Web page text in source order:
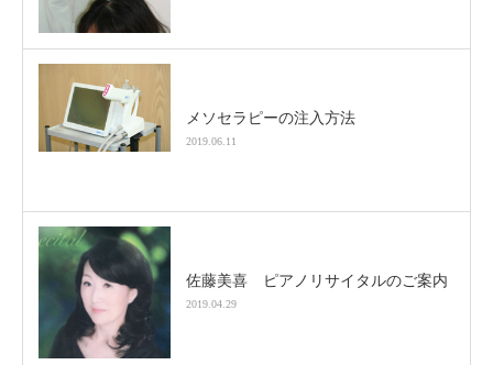
メソセラピーの注入方法
2019.06.11
佐藤美喜 ピアノリサイタルのご案内
2019.04.29